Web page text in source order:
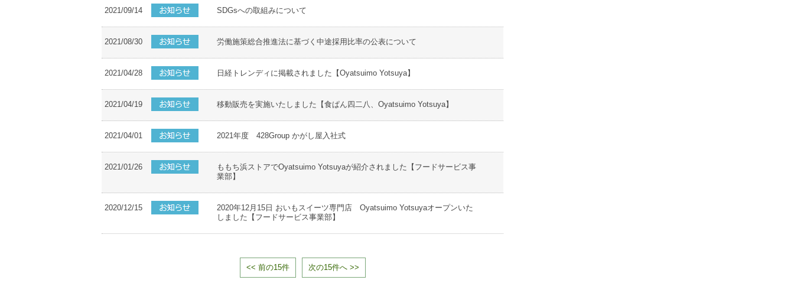
2021/09/14 SDGsへの取組みについて
2021/08/30 労働施策総合推進法に基づく中途採用比率の公表について
2021/04/28 日経トレンディに掲載されました【Oyatsuimo Yotsuya】
2021/04/19 移動販売を実施いたしました【食ぱん四二八、Oyatsuimo Yotsuya】
2021/04/01 2021年度 428Group かがし屋入社式
2021/01/26
ももち浜ストアでOyatsuimo Yotsuyaが紹介されました【フードサービス事
業部】
2020/12/15
2020年12月15日 おいもスイーツ専門店 Oyatsuimo Yotsuyaオープンいた
しました【フードサービス事業部】
<< 前の15件 次の15件へ >>